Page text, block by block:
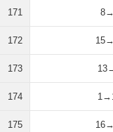
171
172
173
174
175